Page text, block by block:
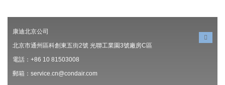
康迪北京公司
北京市通州區科創東五街2號 光聯工業園3號廠房C區
電話：+86 10 81503008
郵箱：service.cn@condair.com